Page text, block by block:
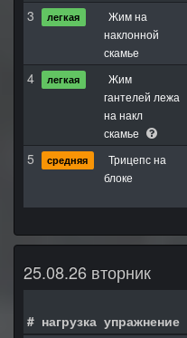
3
легкая
Жим на
наклонной
скамье
4 легкая
Жим
гантелей лежа
на накл
скамье
5 средняя
Трицепс на
блоке
25.08.26 вторник
# нагрузка упражнение